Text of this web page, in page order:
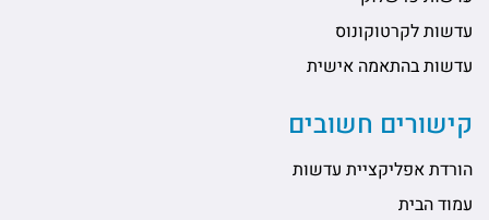
עדשות לקרטוקונוס
עדשות בהתאמה אישית
קישורים חשובים
הורדת אפליקציית עדשות
עמוד הבית